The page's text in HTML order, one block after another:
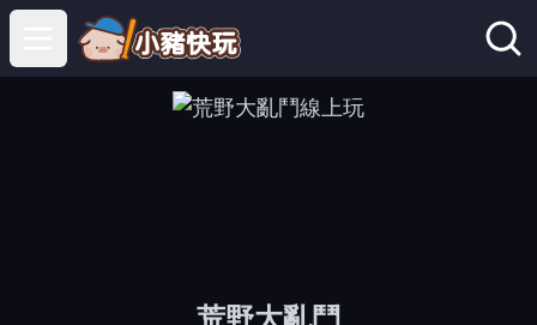
Open main menu
荒野大亂鬥